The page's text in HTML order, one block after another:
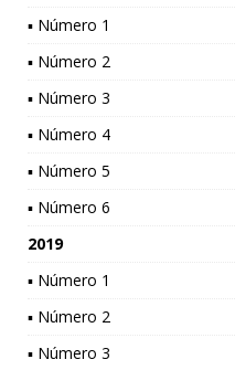
▪ Número 1
▪ Número 2
▪ Número 3
▪ Número 4
▪ Número 5
▪ Número 6
2019
▪ Número 1
▪ Número 2
▪ Número 3